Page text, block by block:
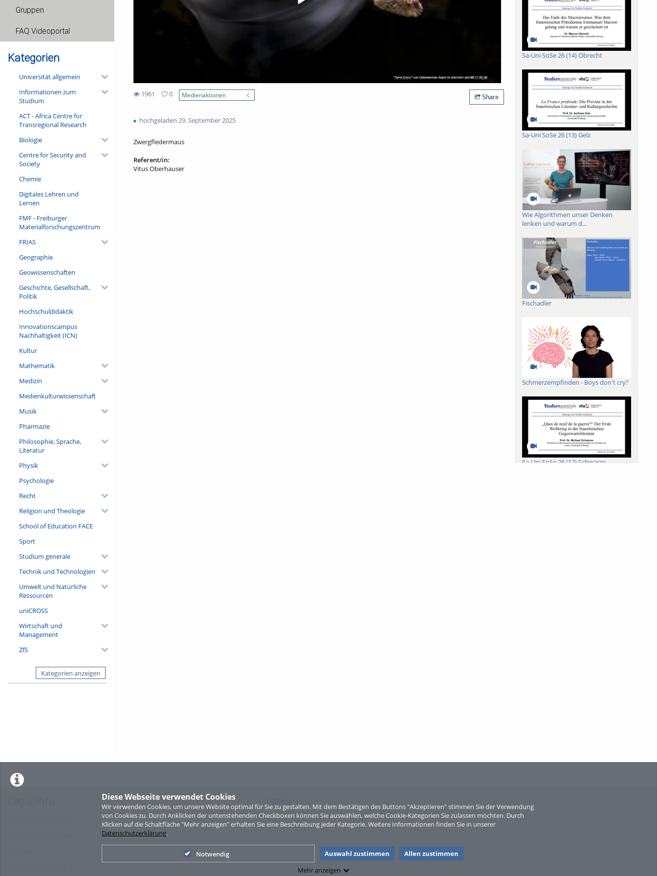
Diese Webseite verwendet Cookies
Wir verwenden Cookies, um unsere Website optimal für Sie zu gestalten. Mit dem Bestätigen des Buttons "Akzeptieren" stimmen Sie der Verwendung
von Cookies zu. Durch Anklicken der untenstehenden Checkboxen können Sie auswählen, welche Cookie-Kategorien Sie zulassen möchten. Durch
Klicken auf die Schaltfläche "Mehr anzeigen" erhalten Sie eine Beschreibung jeder Kategorie. Weitere Informationen finden Sie in unserer
Datenschutzerklärung.
Notwendig Auswahl zustimmen
Allen zustimmen
Mehr anzeigen
Gruppen
FAQ Videoportal
Kategorien
Universität allgemein
Informationen zum
Studium
ACT - Africa Centre for
Transregional Research
Biologie
Centre for Security and
Society
Chemie
Digitales Lehren und
Lernen
FMF - Freiburger
Materialforschungszentrum
FRIAS
Geographie
Geowissenschaften
Geschichte, Gesellschaft,
Politik
Hochschuldidaktik
Innovationscampus
Nachhaltigkeit (ICN)
Kultur
Mathematik
Medizin
Medienkulturwissenschaft
Musik
Pharmazie
Philosophie, Sprache,
Literatur
Physik
Psychologie
Recht
Religion und Theologie
School of Education FACE
Sport
Studium generale
Technik und Technologien
Umwelt und Natürliche
Ressourcen
uniCROSS
Wirtschaft und
Management
ZfS
Kategorien anzeigen
1961
views
0
Medienaktionen Share
hochgeladen 29. September 2025
Zwergfledermaus
Referent/in:
Vitus Oberhauser
Sa-Uni SoSe 26 (14) Obrecht
Sa-Uni SoSe 26 (13) Gelz
Wie Algorithmen unser Denken
lenken und warum d...
Fischadler
Schmerzempfinden - Boys don't cry?
Sa-Uni SoSe 26 (12) Schwarze
Sperber
Links
Sitemap